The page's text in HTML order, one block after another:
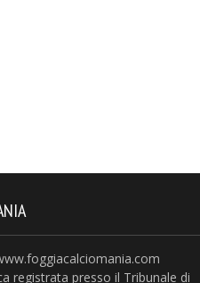
registrata presso il Tribunale di